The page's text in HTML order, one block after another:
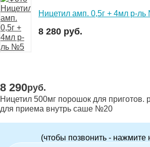
Ницетил амп. 0,5г + 4мл р-
8 280 руб.
8 290руб.
Ницетил 500мг порошок для приготов.
для приема внутрь саше №20
(чтобы позвонить - нажмите